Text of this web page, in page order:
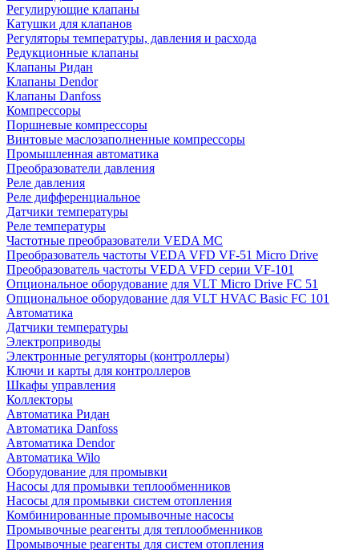
Регулирующие клапаны
Катушки для клапанов
Регуляторы температуры, давления и расхода
Редукционные клапаны
Клапаны Ридан
Клапаны Dendor
Клапаны Danfoss
Компрессоры
Поршневые компрессоры
Винтовые маслозаполненные компрессоры
Промышленная автоматика
Преобразователи давления
Реле давления
Реле дифференциальное
Датчики температуры
Реле температуры
Частотные преобразователи VEDA MC
Преобразователь частоты VEDA VFD VF-51 Micro Drive
Преобразователь частоты VEDA VFD серии VF-101
Опциональное оборудование для VLT Micro Drive FC 51
Опциональное оборудование для VLT HVAC Basic FC 101
Автоматика
Датчики температуры
Электроприводы
Электронные регуляторы (контроллеры)
Ключи и карты для контроллеров
Шкафы управления
Коллекторы
Автоматика Ридан
Автоматика Danfoss
Автоматика Dendor
Автоматика Wilo
Оборудование для промывки
Насосы для промывки теплообменников
Насосы для промывки систем отопления
Комбинированные промывочные насосы
Промывочные реагенты для теплообменников
Промывочные реагенты для систем отопления